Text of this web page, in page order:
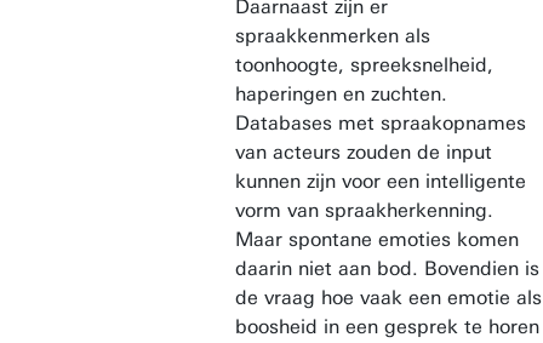
Daarnaast zijn er
spraakkenmerken als
toonhoogte, spreeksnelheid,
haperingen en zuchten.
Databases met spraakopnames
van acteurs zouden de input
kunnen zijn voor een intelligente
vorm van spraakherkenning.
Maar spontane emoties komen
daarin niet aan bod. Bovendien is
de vraag hoe vaak een emotie als
boosheid in een gesprek te horen